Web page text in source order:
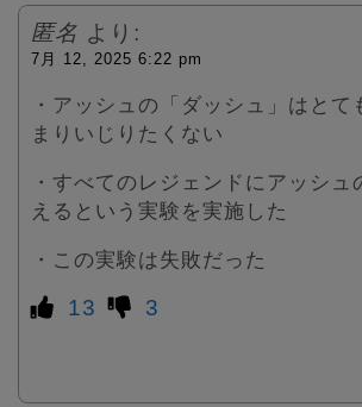
匿名 より:
7月 12, 2025 6:22 pm
・アッシュの「ダッシュ」はとて
まりいじりたくない
・すべてのレジェンドにアッシュ
えるという実験を実施した
・この実験は失敗だった
13 3